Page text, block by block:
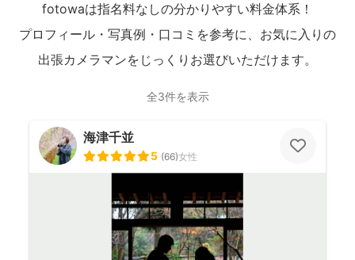
fotowaは指名料なしの分かりやすい料金体系！
プロフィール・写真例・口コミを参考に、お気に入りの
出張カメラマンをじっくりお選びいただけます。
全3件を表示
海津千並
5 (66)女性